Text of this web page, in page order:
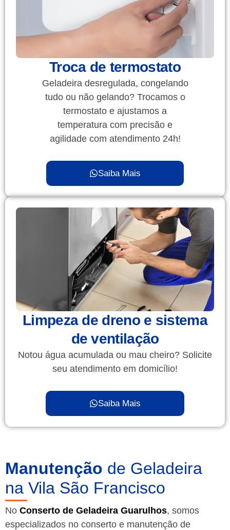
Troca de termostato
Geladeira desregulada, congelando
tudo ou não gelando? Trocamos o
termostato e ajustamos a
temperatura com precisão e
agilidade com atendimento 24h!
Saiba Mais
Limpeza de dreno e sistema
de ventilação
Notou água acumulada ou mau cheiro? Solicite
seu atendimento em domicílio!
Saiba Mais
Manutenção de Geladeira
na Vila São Francisco
No Conserto de Geladeira Guarulhos, somos
especializados no conserto e manutenção de